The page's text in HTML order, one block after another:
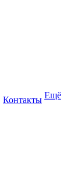
Контакты Ещё